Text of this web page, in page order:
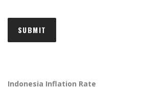
Indonesia Inflation Rate